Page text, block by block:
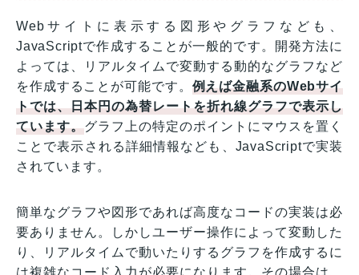
Webサイトに表示する図形やグラフなども、
JavaScriptで作成することが一般的です。開発方法に
よっては、リアルタイムで変動する動的なグラフなど
を作成することが可能です。 例えば金融系のWebサイ
トでは、日本円の為替レートを折れ線グラフで表示し
ています。グラフ上の特定のポイントにマウスを置く
ことで表示される詳細情報なども、JavaScriptで実装
されています。
簡単なグラフや図形であれば高度なコードの実装は必
要ありません。しかしユーザー操作によって変動した
り、リアルタイムで動いたりするグラフを作成するに
は複雑なコード入力が必要になります。その場合は、